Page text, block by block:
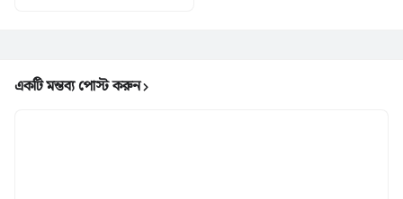
একটি মন্তব্য পোস্ট করুন